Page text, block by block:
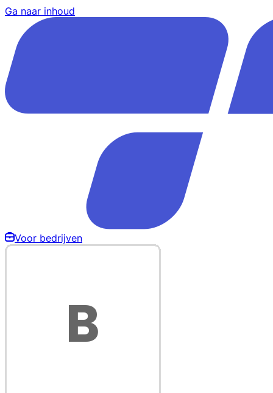
Ga naar inhoud
Voor bedrijven